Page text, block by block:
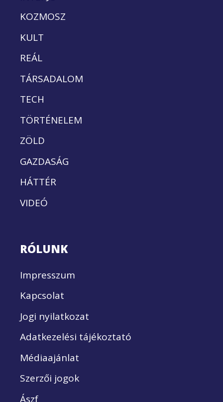
KOZMOSZ
KULT
REÁL
TÁRSADALOM
TECH
TÖRTÉNELEM
ZÖLD
GAZDASÁG
HÁTTÉR
VIDEÓ
RÓLUNK
Impresszum
Kapcsolat
Jogi nyilatkozat
Adatkezelési tájékoztató
Médiaajánlat
Szerzői jogok
Ászf